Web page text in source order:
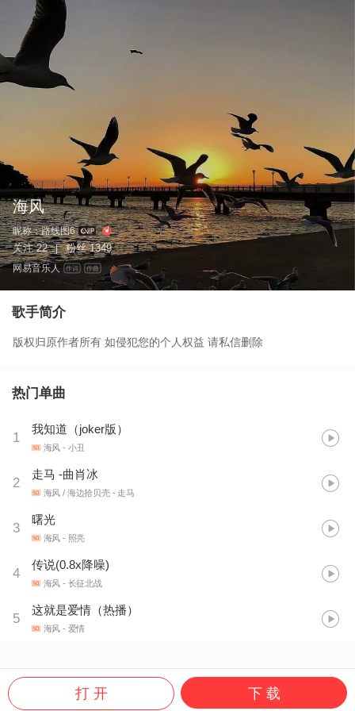
海风
昵称：路线图6
关注 22 | 粉丝 1349
网易音乐人 作词 作曲
歌手简介
版权归原作者所有 如侵犯您的个人权益 请私信删除
热门单曲
1
我知道（joker版）
海风 - 小丑
2
走马 -曲肖冰
海风 / 海边拾贝壳 - 走马
3
曙光
海风 - 照亮
4
传说(0.8x降噪)
海风 - 长征北战
5
这就是爱情（热播）
海风 - 爱情
打 开 下 载